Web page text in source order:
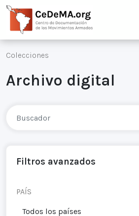
Colecciones
Archivo digital
Filtros avanzados
PAÍS